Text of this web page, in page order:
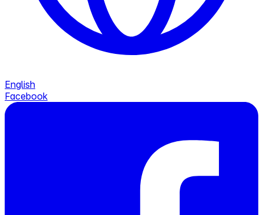
English
Facebook